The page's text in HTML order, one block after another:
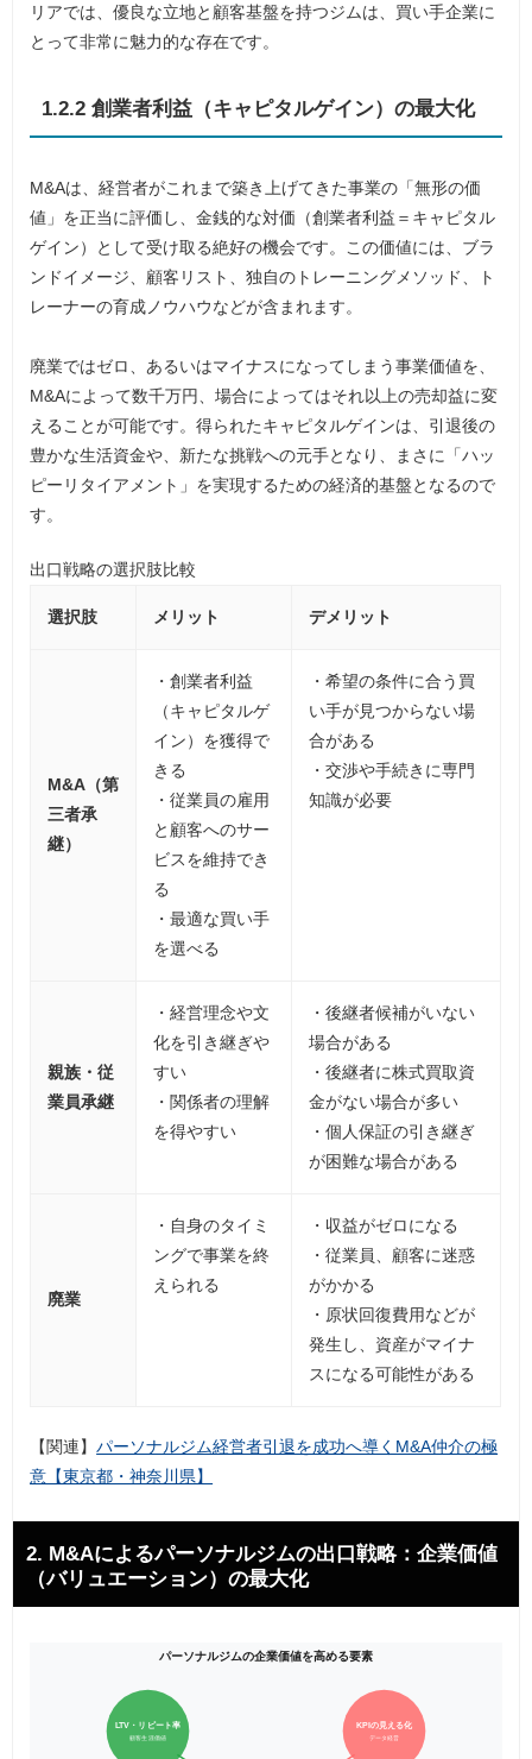
リアでは、優良な立地と顧客基盤を持つジムは、買い手企業に
とって非常に魅力的な存在です。
1.2.2 創業者利益（キャピタルゲイン）の最大化
M&Aは、経営者がこれまで築き上げてきた事業の「無形の価
値」を正当に評価し、金銭的な対価（創業者利益＝キャピタル
ゲイン）として受け取る絶好の機会です。この価値には、ブラ
ンドイメージ、顧客リスト、独自のトレーニングメソッド、ト
レーナーの育成ノウハウなどが含まれます。
廃業ではゼロ、あるいはマイナスになってしまう事業価値を、
M&Aによって数千万円、場合によってはそれ以上の売却益に変
えることが可能です。得られたキャピタルゲインは、引退後の
豊かな生活資金や、新たな挑戦への元手となり、まさに「ハッ
ピーリタイアメント」を実現するための経済的基盤となるので
す。
出口戦略の選択肢比較
選択肢 メリット デメリット
M&A（第
三者承
継）
・創業者利益
（キャピタルゲ
イン）を獲得で
きる
・従業員の雇用
と顧客へのサー
ビスを維持でき
る
・最適な買い手
を選べる
・希望の条件に合う買
い手が見つからない場
合がある
・交渉や手続きに専門
知識が必要
親族・従
業員承継
・経営理念や文
化を引き継ぎや
すい
・関係者の理解
を得やすい
・後継者候補がいない
場合がある
・後継者に株式買取資
金がない場合が多い
・個人保証の引き継ぎ
が困難な場合がある
廃業
・自身のタイミ
ングで事業を終
えられる
・収益がゼロになる
・従業員、顧客に迷惑
がかかる
・原状回復費用などが
発生し、資産がマイナ
スになる可能性がある
【関連】パーソナルジム経営者引退を成功へ導くM&A仲介の極
意【東京都・神奈川県】
2. M&Aによるパーソナルジムの出口戦略：企業価値
（バリュエーション）の最大化
パーソナルジムの企業価値を高める要素
LTV・リピート率
顧客生涯価値
KPIの見える化
データ経営